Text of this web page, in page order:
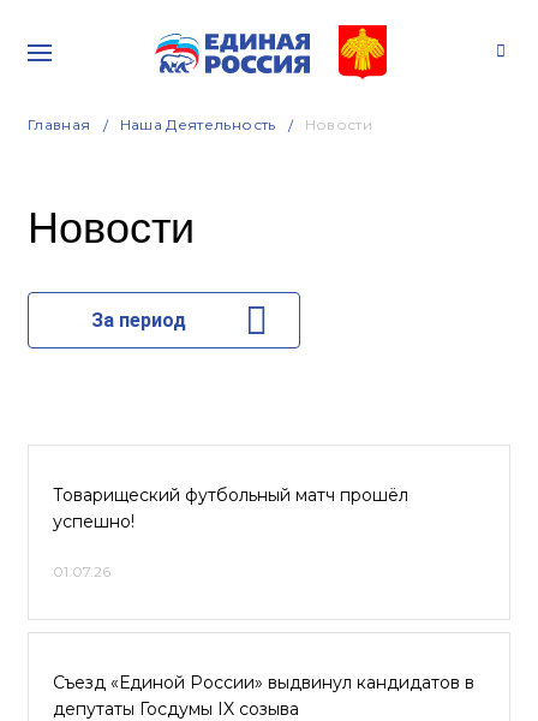
Главная Наша Деятельность Новости
Новости
За период
Товарищеский футбольный матч прошёл
успешно!
01.07.26
Съезд «Единой России» выдвинул кандидатов в
депутаты Госдумы IX созыва